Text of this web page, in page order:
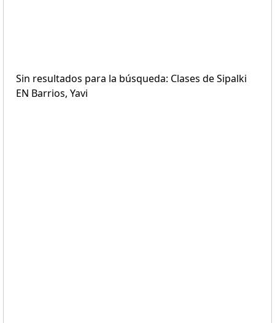
Sin resultados para la búsqueda: Clases de Sipalki
EN Barrios, Yavi